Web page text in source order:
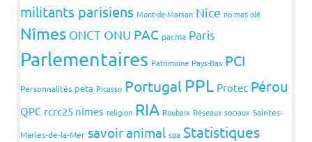
militants parisiens Mont-de-Marsan Nice no mas olé
Nîmes ONCT ONU PAC pacma Paris
Parlementaires Patrimoine Pays-Bas PCI
Personnalités peta Picasso Portugal PPL Protec Pérou
QPC rcrc25 nimes religion RIA Roubaix Réseaux sociaux Saintes-
Maries-de-la-Mer savoir animal spa Statistiques